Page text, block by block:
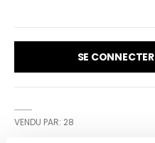
SE CONNECTER
VENDU PAR: 28